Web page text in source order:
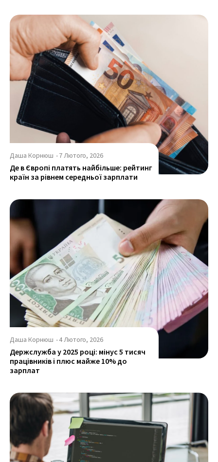
Даша Корнюш -7 Лютого, 2026
Де в Європі платять найбільше: рейтинг
країн за рівнем середньої зарплати
Даша Корнюш -4 Лютого, 2026
Держслужба у 2025 році: мінус 5 тисяч
працівників і плюс майже 10% до
зарплат